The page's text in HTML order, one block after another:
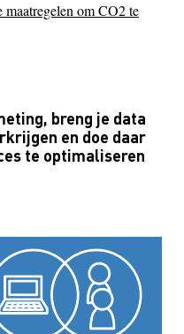
om CO2 te
breng je data
en doe daar
te optimaliseren